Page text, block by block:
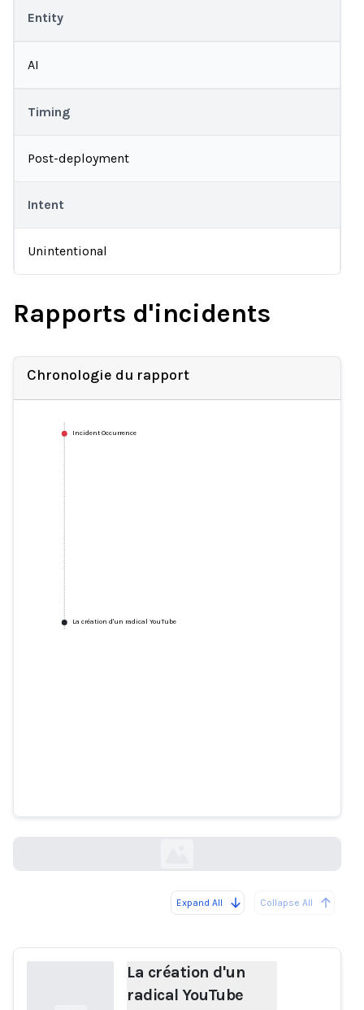
Entity
AI
Timing
Post-deployment
Intent
Unintentional
Rapports d'incidents
Chronologie du rapport
Incident Occurrence
La création d'un radical YouTube
Expand All Collapse All
La création d'un
radical YouTube